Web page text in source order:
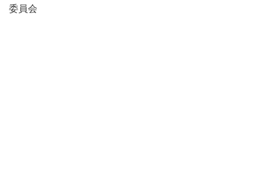
委員会